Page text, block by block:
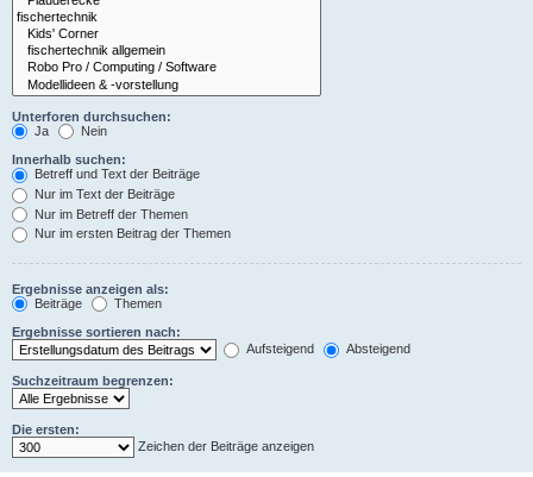
Unterforen durchsuchen:
Ja
Nein
Innerhalb suchen:
Betreff und Text der Beiträge
Nur im Text der Beiträge
Nur im Betreff der Themen
Nur im ersten Beitrag der Themen
Ergebnisse anzeigen als:
Beiträge
Themen
Ergebnisse sortieren nach:
Aufsteigend
Absteigend
Suchzeitraum begrenzen:
Die ersten:
Zeichen der Beiträge anzeigen